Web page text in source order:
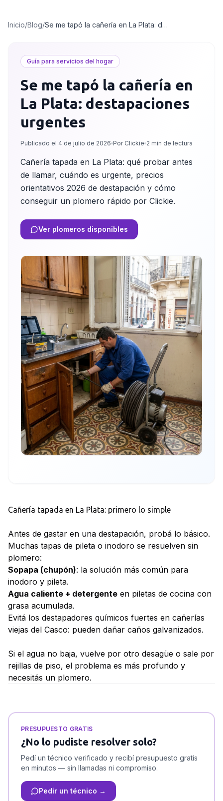
Inicio/Blog/ Se me tapó la cañería en La Plata: destapaciones urgentes
Guía para servicios del hogar
Se me tapó la cañería en
La Plata: destapaciones
urgentes
Publicado el 4 de julio de 2026 Por Clickie 2 min de lectura
Cañería tapada en La Plata: qué probar antes
de llamar, cuándo es urgente, precios
orientativos 2026 de destapación y cómo
conseguir un plomero rápido por Clickie.
Ver plomeros disponibles
Cañería tapada en La Plata: primero lo simple
Antes de gastar en una destapación, probá lo básico.
Muchas tapas de pileta o inodoro se resuelven sin
plomero:
Sopapa (chupón): la solución más común para
inodoro y pileta.
Agua caliente + detergente en piletas de cocina con
grasa acumulada.
Evitá los destapadores químicos fuertes en cañerías
viejas del Casco: pueden dañar caños galvanizados.
Si el agua no baja, vuelve por otro desagüe o sale por
rejillas de piso, el problema es más profundo y
necesitás un plomero.
PRESUPUESTO GRATIS
¿No lo pudiste resolver solo?
Pedí un técnico verificado y recibí presupuesto gratis
en minutos — sin llamadas ni compromiso.
Pedir un técnico →